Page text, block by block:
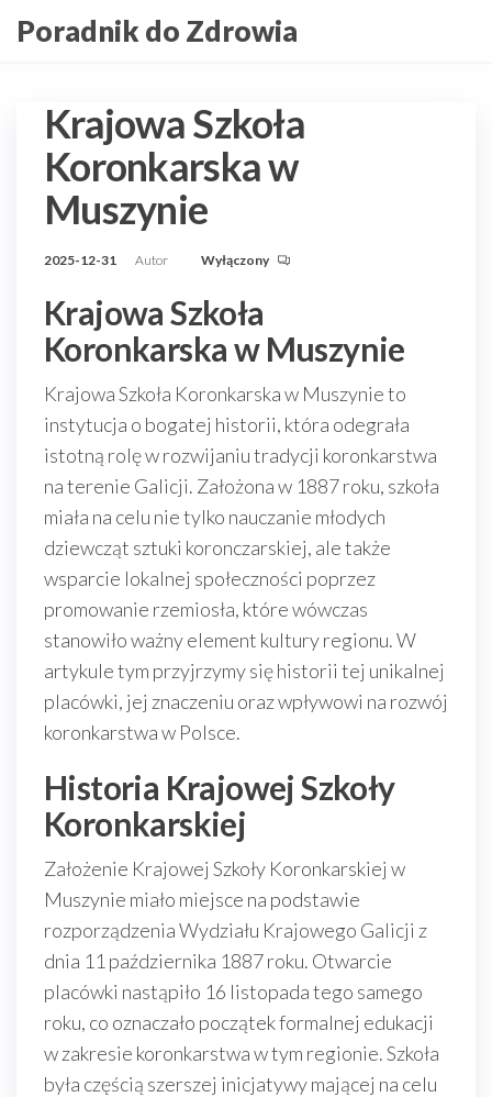
doPoradnik do Zdrowia
Krajowa Szkoła
Koronkarska w
Muszynie
2025-12-31 Autor Wyłączony
Krajowa Szkoła
Koronkarska w Muszynie
Krajowa Szkoła Koronkarska w Muszynie to
instytucja o bogatej historii, która odegrała
istotną rolę w rozwijaniu tradycji koronkarstwa
na terenie Galicji. Założona w 1887 roku, szkoła
miała na celu nie tylko nauczanie młodych
dziewcząt sztuki koronczarskiej, ale także
wsparcie lokalnej społeczności poprzez
promowanie rzemiosła, które wówczas
stanowiło ważny element kultury regionu. W
artykule tym przyjrzymy się historii tej unikalnej
placówki, jej znaczeniu oraz wpływowi na rozwój
koronkarstwa w Polsce.
Historia Krajowej Szkoły
Koronkarskiej
Założenie Krajowej Szkoły Koronkarskiej w
Muszynie miało miejsce na podstawie
rozporządzenia Wydziału Krajowego Galicji z
dnia 11 października 1887 roku. Otwarcie
placówki nastąpiło 16 listopada tego samego
roku, co oznaczało początek formalnej edukacji
w zakresie koronkarstwa w tym regionie. Szkoła
była częścią szerszej inicjatywy mającej na celu